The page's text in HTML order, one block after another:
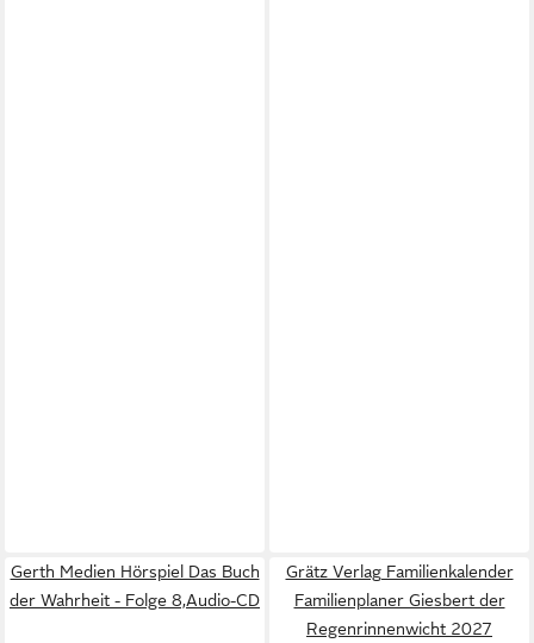
Gerth Medien Hörspiel Das Buch
der Wahrheit - Folge 8,Audio-CD
Grätz Verlag Familienkalender
Familienplaner Giesbert der
Regenrinnenwicht 2027